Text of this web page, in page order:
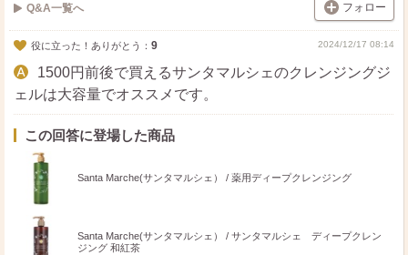
Q&A一覧へ フォロー
役に立った！ありがとう： 9 2024/12/17 08:14
1500円前後で買えるサンタマルシェのクレンジングジ
ェルは大容量でオススメです。
この回答に登場した商品
Santa Marche(サンタマルシェ） / 薬用ディープクレンジング
Santa Marche(サンタマルシェ） / サンタマルシェ ディープクレン
ジング 和紅茶